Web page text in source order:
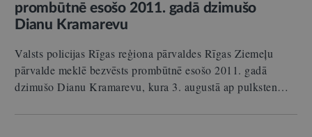
prombūtnē esošo 2011. gadā dzimušo
Dianu Kramarevu
Valsts policijas Rīgas reģiona pārvaldes Rīgas Ziemeļu
pārvalde meklē bezvēsts prombūtnē esošo 2011. gadā
dzimušo Dianu Kramarevu, kura 3. augustā ap pulksten…